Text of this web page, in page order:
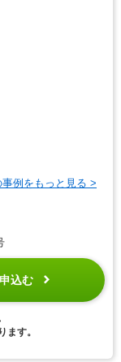
事例をもっと見る >
込む
ます。